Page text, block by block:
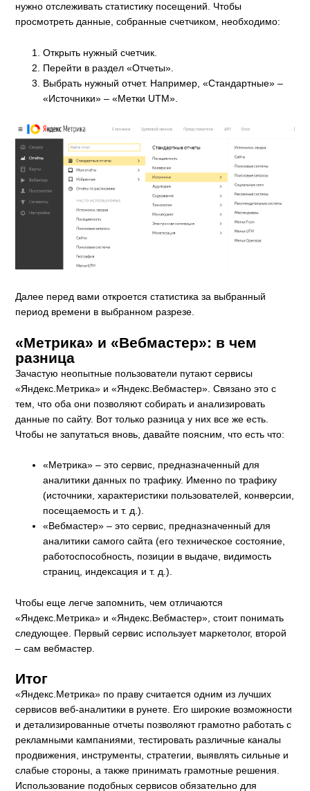
нужно отслеживать статистику посещений. Чтобы
просмотреть данные, собранные счетчиком, необходимо:
Открыть нужный счетчик.
Перейти в раздел «Отчеты».
Выбрать нужный отчет. Например, «Стандартные» –
«Источники» – «Метки UTM».
Далее перед вами откроется статистика за выбранный
период времени в выбранном разрезе.
«Метрика» и «Вебмастер»: в чем
разница
Зачастую неопытные пользователи путают сервисы
«Яндекс.Метрика» и «Яндекс.Вебмастер». Связано это с
тем, что оба они позволяют собирать и анализировать
данные по сайту. Вот только разница у них все же есть.
Чтобы не запутаться вновь, давайте поясним, что есть что:
«Метрика» – это сервис, предназначенный для
аналитики данных по трафику. Именно по трафику
(источники, характеристики пользователей, конверсии,
посещаемость и т. д.).
«Вебмастер» – это сервис, предназначенный для
аналитики самого сайта (его техническое состояние,
работоспособность, позиции в выдаче, видимость
страниц, индексация и т. д.).
Чтобы еще легче запомнить, чем отличаются
«Яндекс.Метрика» и «Яндекс.Вебмастер», стоит понимать
следующее. Первый сервис использует маркетолог, второй
– сам вебмастер.
Итог
«Яндекс.Метрика» по праву считается одним из лучших
сервисов веб-аналитики в рунете. Его широкие возможности
и детализированные отчеты позволяют грамотно работать с
рекламными кампаниями, тестировать различные каналы
продвижения, инструменты, стратегии, выявлять сильные и
слабые стороны, а также принимать грамотные решения.
Использование подобных сервисов обязательно для